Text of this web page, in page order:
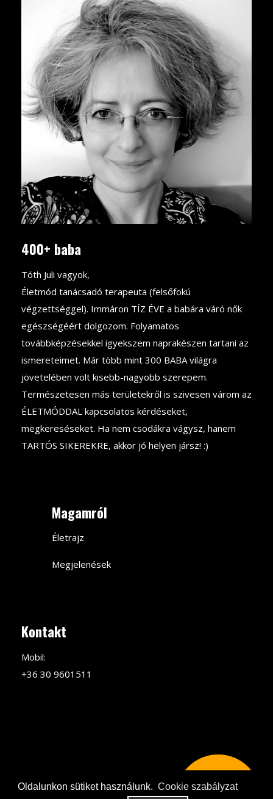
Oldalunkon sütiket használunk. Cookie szabályzat
400+ baba
Tóth Juli vagyok,
Életmód tanácsadó terapeuta (felsőfokú
végzettséggel). Immáron TÍZ ÉVE a babára váró nők
egészségéért dolgozom. Folyamatos
továbbképzésekkel igyekszem naprakészen tartani az
ismereteimet. Már több mint 300 BABA világra
jövetelében volt kisebb-nagyobb szerepem.
Természetesen más területekről is szivesen várom az
ÉLETMÓDDAL kapcsolatos kérdéseket,
megkereséseket. Ha nem csodákra vágysz, hanem
TARTÓS SIKEREKRE, akkor jó helyen jársz! :)
Magamról
Életrajz
Megjelenések
Kontakt
Mobil:
+36 30 9601511
AVIVA
Adatvédelmi tájékoztató és jogi
(C) 2018 MINDEN JOG